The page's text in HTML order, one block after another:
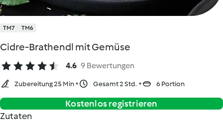
TM7 TM6
Cidre-Brathendl mit Gemüse
4.6 9 Bewertungen
Zubereitung 25 Min Gesamt 2 Std. 6 Portion
Kostenlos registrieren
Zutaten